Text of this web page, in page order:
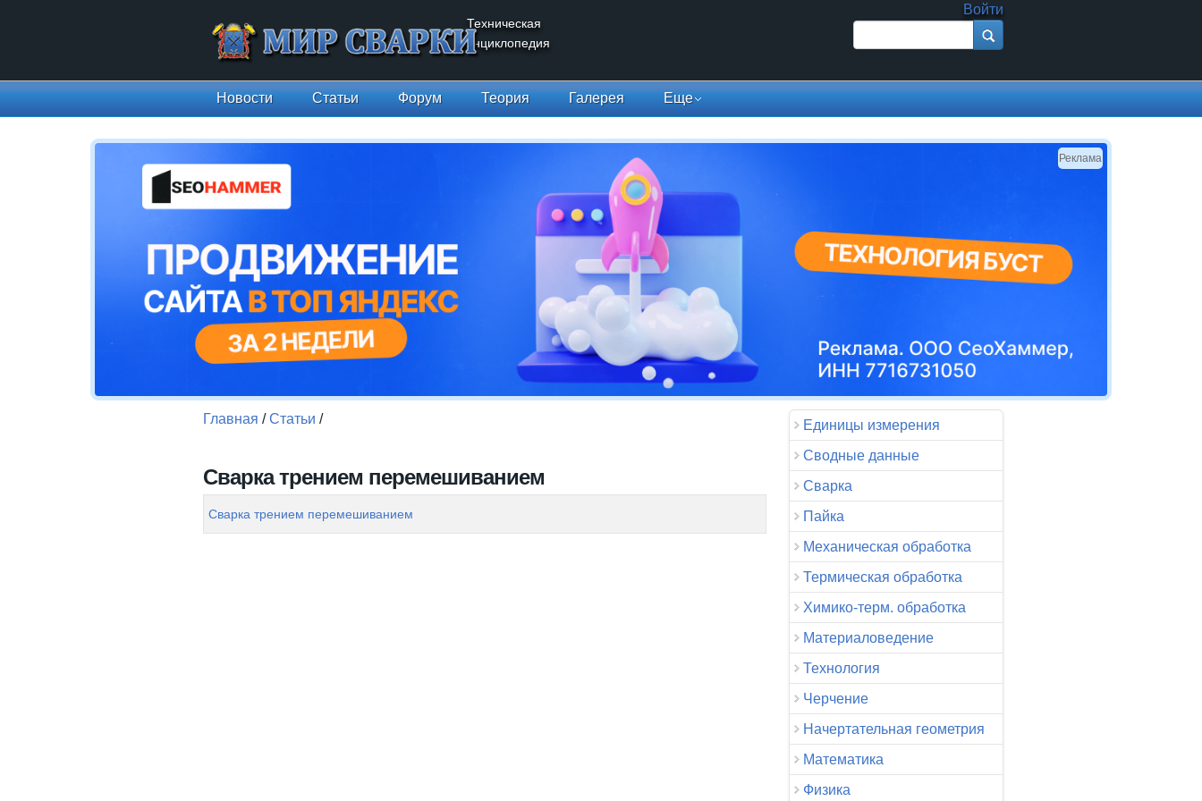
Техническая
энциклопедия
Войти
Форма поиска
Новости Статьи Форум Теория Галерея Еще
Реклама
Главная /Статьи /
Сварка трением перемешиванием
Сварка трением перемешиванием
Единицы измерения
Сводные данные
Сварка
Пайка
Механическая обработка
Термическая обработка
Химико-терм. обработка
Материаловедение
Технология
Черчение
Начертательная геометрия
Математика
Физика